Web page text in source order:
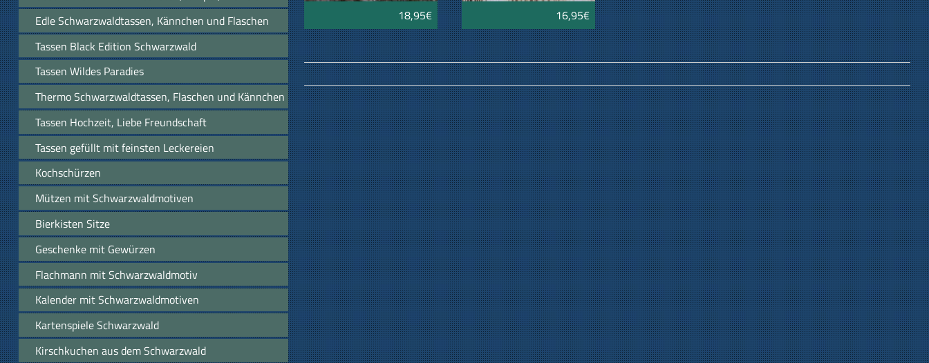
Edle Schwarzwaldtassen, Kännchen und Flaschen
Tassen Black Edition Schwarzwald
Tassen Wildes Paradies
Thermo Schwarzwaldtassen, Flaschen und Kännchen
Tassen Hochzeit, Liebe Freundschaft
Tassen gefüllt mit feinsten Leckereien
Kochschürzen
Mützen mit Schwarzwaldmotiven
Bierkisten Sitze
Geschenke mit Gewürzen
Flachmann mit Schwarzwaldmotiv
Kalender mit Schwarzwaldmotiven
Kartenspiele Schwarzwald
Kirschkuchen aus dem Schwarzwald
18,95€ 16,95€